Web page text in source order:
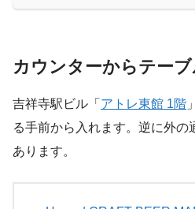
カウンターからテー
吉祥寺駅ビル「 アトレ東館 1階
る手前から入れます。逆に外の
あります。